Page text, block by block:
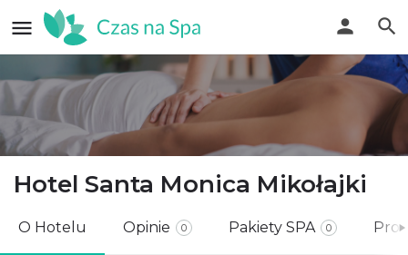
Hotel Santa Monica Mikołajki
O Hotelu Opinie 0 Pakiety SPA 0